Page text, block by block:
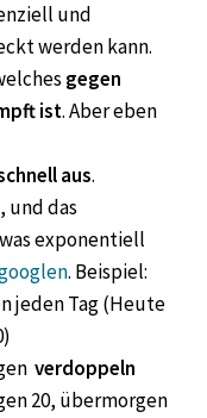
und
werden kann.
gegen
ist. Aber eben
aus.
und das
exponentiell
. Beispiel:
jeden Tag (Heute
verdoppeln
20, übermorgen